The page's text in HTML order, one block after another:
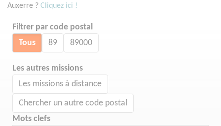
Auxerre ? Cliquez ici !
Filtrer par code postal
Tous 89 89000
Les autres missions
Les missions à distance
Chercher un autre code postal
Mots clefs